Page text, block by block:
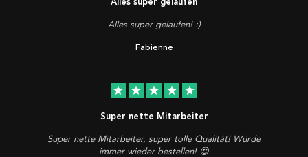
Alles super gelaufen! :)
Fabienne
star star star star star
Super nette Mitarbeiter
Super nette Mitarbeiter, super tolle Qualität! Würde
immer wieder bestellen! 😍